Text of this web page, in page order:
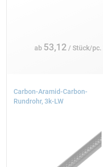
ab 53,12 / Stück/pc.
Carbon-Aramid-Carbon-
Rundrohr, 3k-LW